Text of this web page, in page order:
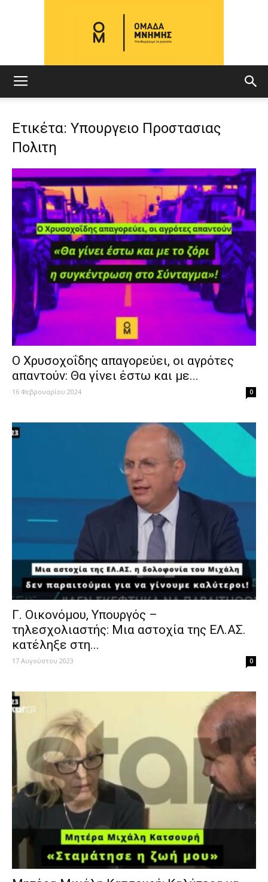
Ετικέτα: Υπουργειο Προστασιας
Πολιτη
Ο Χρυσοχοΐδης απαγορεύει, οι αγρότες
απαντούν: Θα γίνει έστω και με...
16 Φεβρουαρίου 2024 0
Γ. Οικονόμου, Υπουργός –
τηλεσχολιαστής: Μια αστοχία της ΕΛ.ΑΣ.
κατέληξε στη...
17 Αυγούστου 2023 0